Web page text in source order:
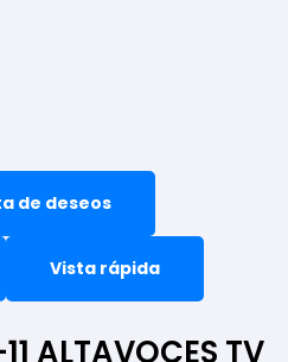
de deseos
Vista rápida
ALTAVOCES TV